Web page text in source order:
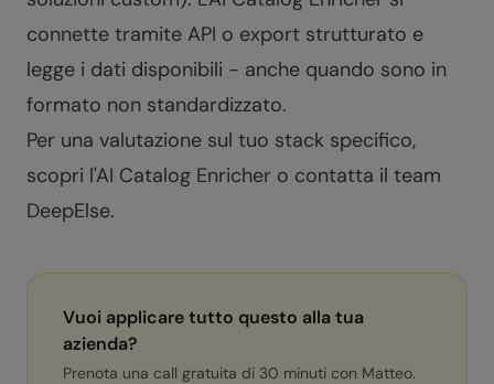
connette tramite API o export strutturato e
legge i dati disponibili - anche quando sono in
formato non standardizzato.
Per una valutazione sul tuo stack specifico,
scopri l'AI Catalog Enricher o contatta il team
DeepElse.
Vuoi applicare tutto questo alla tua
azienda?
Prenota una call gratuita di 30 minuti con Matteo.